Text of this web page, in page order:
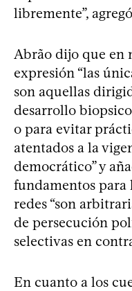
libremente”,
Abrão dijo que en
expresión “las
son aquellas
desarrollo
o para evitar
atentados a la
democrático” y
fundamentos
redes “son
de persecución
selectivas en
En cuanto a los